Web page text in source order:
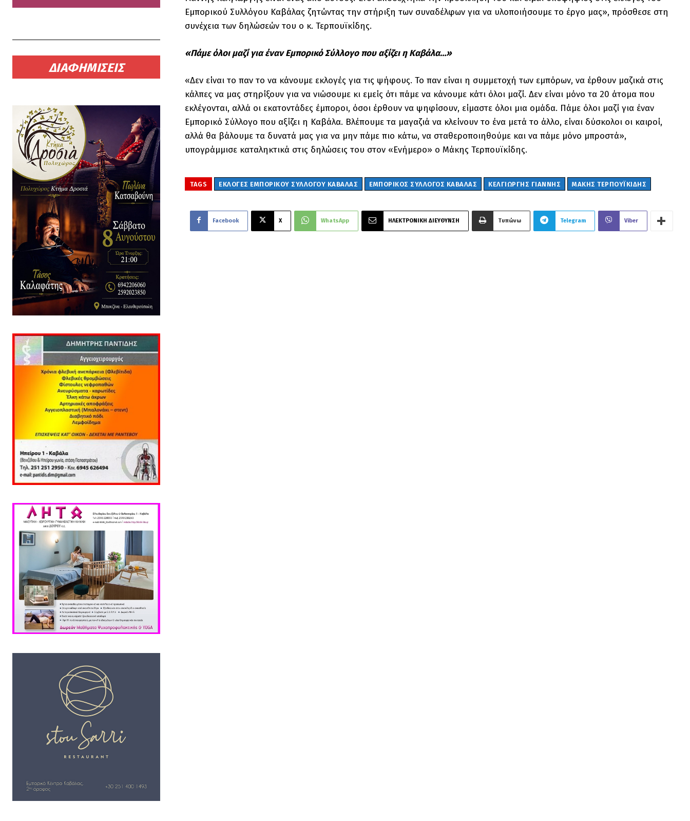
ΔΙΑΦΗΜΙΣΕΙΣ
Εμπορικού Συλλόγου Καβάλας ζητώντας την στήριξη των συναδέλφων για να υλοποιήσουμε το έργο μας», πρόσθεσε στη
συνέχεια των δηλώσεών του ο κ. Τερπουϊκίδης.
«Πάμε όλοι μαζί για έναν Εμπορικό Σύλλογο που αξίζει η Καβάλα…»
«Δεν είναι το παν το να κάνουμε εκλογές για τις ψήφους. Το παν είναι η συμμετοχή των εμπόρων, να έρθουν μαζικά στις
κάλπες να μας στηρίξουν για να νιώσουμε κι εμείς ότι πάμε να κάνουμε κάτι όλοι μαζί. Δεν είναι μόνο τα 20 άτομα που
εκλέγονται, αλλά οι εκατοντάδες έμποροι, όσοι έρθουν να ψηφίσουν, είμαστε όλοι μια ομάδα. Πάμε όλοι μαζί για έναν
Εμπορικό Σύλλογο που αξίζει η Καβάλα. Βλέπουμε τα μαγαζιά να κλείνουν το ένα μετά το άλλο, είναι δύσκολοι οι καιροί,
αλλά θα βάλουμε τα δυνατά μας για να μην πάμε πιο κάτω, να σταθεροποιηθούμε και να πάμε μόνο μπροστά»,
υπογράμμισε καταληκτικά στις δηλώσεις του στον «Ενήμερο» ο Μάκης Τερπουϊκίδης.
TAGS ΕΚΛΟΓΕΣ ΕΜΠΟΡΙΚΟΥ ΣΥΛΛΟΓΟΥ ΚΑΒΑΛΑΣ ΕΜΠΟΡΙΚΟΣ ΣΥΛΛΟΓΟΣ ΚΑΒΑΛΑΣ ΚΕΛΓΙΩΡΓΗΣ ΓΙΑΝΝΗΣ ΜΆΚΗΣ ΤΕΡΠΟΥΪΚΊΔΗΣ
Facebook X WhatsApp ΗΛΕΚΤΡΟΝΙΚΗ ΔΙΕΥΘΥΝΣΗ Τυπώνω Telegram Viber